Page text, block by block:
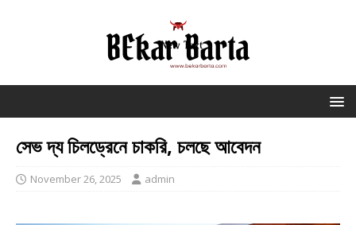
সেভ দ্য চিলড্রেনে চাকরি, চলছে আবেদন
November 26, 2025 admin